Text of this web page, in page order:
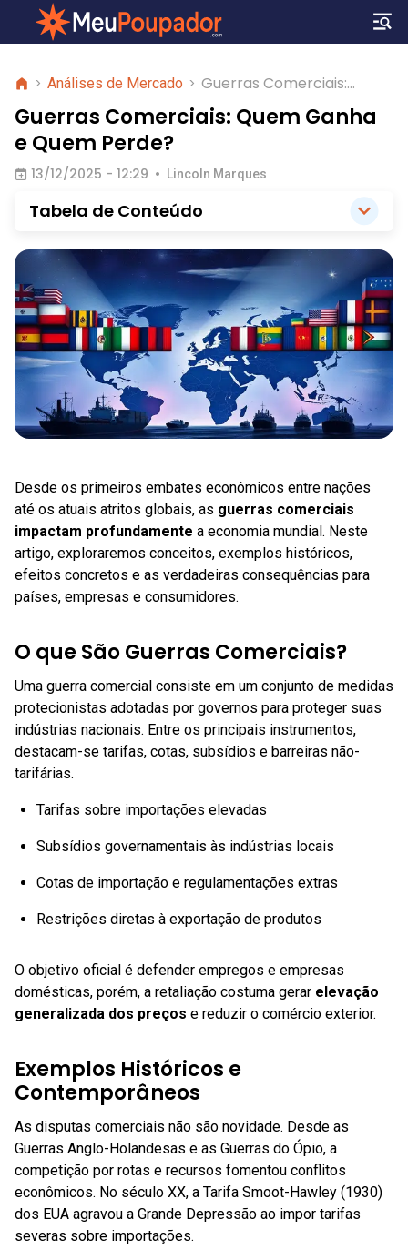
> Análises de Mercado > Guerras Comerciais:
Quem Ganha e Quem
Perde?
Guerras Comerciais: Quem Ganha
e Quem Perde?
13/12/2025 - 12:29 • Lincoln Marques
Tabela de Conteúdo
Desde os primeiros embates econômicos entre nações
até os atuais atritos globais, as guerras comerciais
impactam profundamente a economia mundial. Neste
artigo, exploraremos conceitos, exemplos históricos,
efeitos concretos e as verdadeiras consequências para
países, empresas e consumidores.
O que São Guerras Comerciais?
Uma guerra comercial consiste em um conjunto de medidas
protecionistas adotadas por governos para proteger suas
indústrias nacionais. Entre os principais instrumentos,
destacam-se tarifas, cotas, subsídios e barreiras não-
tarifárias.
Tarifas sobre importações elevadas
Subsídios governamentais às indústrias locais
Cotas de importação e regulamentações extras
Restrições diretas à exportação de produtos
O objetivo oficial é defender empregos e empresas
domésticas, porém, a retaliação costuma gerar elevação
generalizada dos preços e reduzir o comércio exterior.
Exemplos Históricos e
Contemporâneos
As disputas comerciais não são novidade. Desde as
Guerras Anglo-Holandesas e as Guerras do Ópio, a
competição por rotas e recursos fomentou conflitos
econômicos. No século XX, a Tarifa Smoot-Hawley (1930)
dos EUA agravou a Grande Depressão ao impor tarifas
severas sobre importações.